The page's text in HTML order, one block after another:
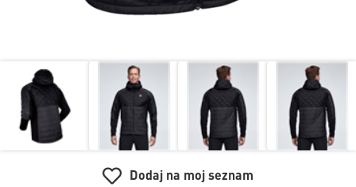
Dodaj na moj seznam